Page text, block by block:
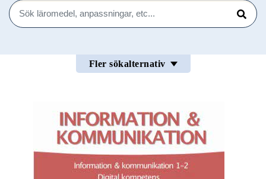
Sök
Sök
Fler sökalternativ